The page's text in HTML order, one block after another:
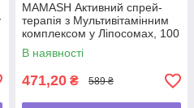
MAMASH Активний спрей-
терапія з Мультивітамінним
комплексом у Ліпосомах, 100
мл
В наявності
471,20 ₴ 589 ₴